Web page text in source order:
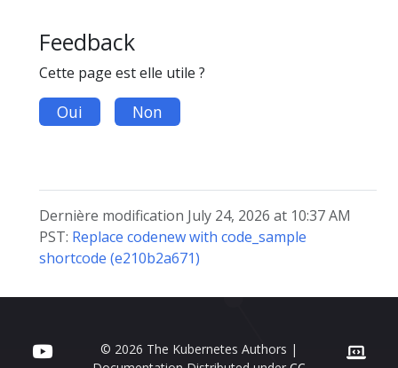
Feedback
Cette page est elle utile ?
Oui Non
Dernière modification July 24, 2026 at 10:37 AM
PST: Replace codenew with code_sample
shortcode (e210b2a671)
© 2026 The Kubernetes Authors |